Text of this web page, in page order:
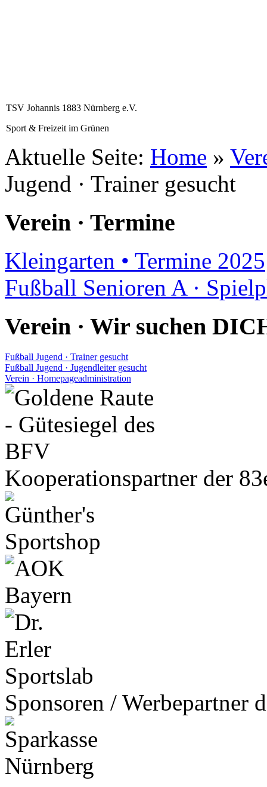
TSV Johannis 1883 Nürnberg e.V.
Sport & Freizeit im Grünen
Aktuelle Seite: Home »
Jugend · Trainer gesucht
Verein · Termine
Kleingarten • Termine 2025
Fußball Senioren A ·
Verein · Wir suchen
Fußball Jugend · Trainer gesucht
Fußball Jugend · Jugendleiter gesucht
Verein · Homepageadministration
Kooperationspartner der
Sponsoren / Werbepartner